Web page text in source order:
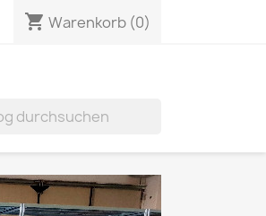
shopping_cart Warenkorb (0)